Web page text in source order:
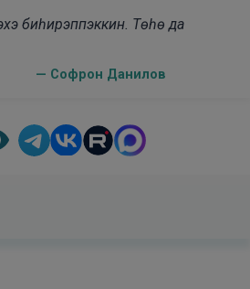
биһирэппэккин. Төһө да
— Софрон Данилов